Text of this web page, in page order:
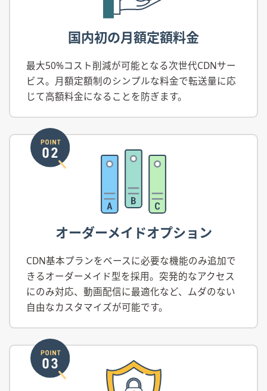
国内初の月額定額料金
最大50%コスト削減が可能となる次世代CDNサー
ビス。月額定額制のシンプルな料金で転送量に応
じて高額料金になることを防ぎます。
オーダーメイドオプション
CDN基本プランをベースに必要な機能のみ追加で
きるオーダーメイド型を採用。突発的なアクセス
にのみ対応、動画配信に最適化など、ムダのない
自由なカスタマイズが可能です。